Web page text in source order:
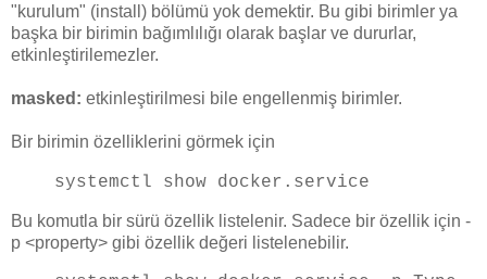
"kurulum" (install) bölümü yok demektir. Bu gibi birimler ya
başka bir birimin bağımlılığı olarak başlar ve dururlar,
etkinleştirilemezler.
masked: etkinleştirilmesi bile engellenmiş birimler.
Bir birimin özelliklerini görmek için
systemctl show docker.service
Bu komutla bir sürü özellik listelenir. Sadece bir özellik için -
p <property> gibi özellik değeri listelenebilir.